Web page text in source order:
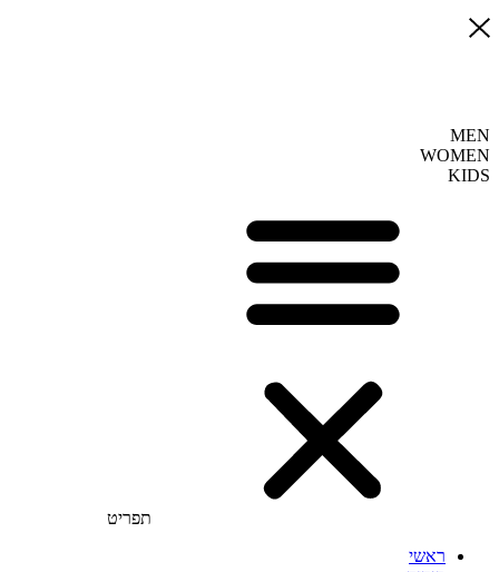
MEN
WOMEN
KIDS
תפריט
ראשי